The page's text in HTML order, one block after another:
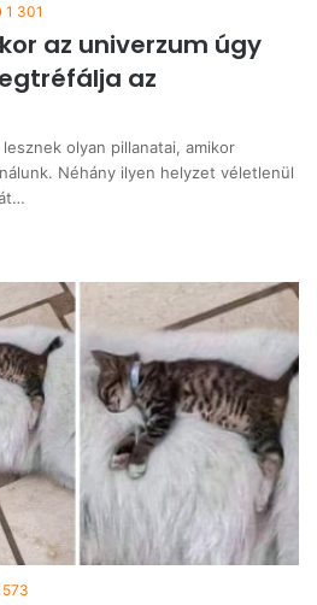
1 301
az univerzum úgy
az
olyan pillanatai, amikor
Néhány ilyen helyzet véletlenül
573